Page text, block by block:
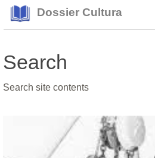
Dossier Cultura
Search
Search site contents